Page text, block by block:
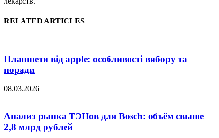
RELATED ARTICLES
Планшети від apple: особливості вибору та
поради
08.03.2026
Анализ рынка ТЭНов для Bosch: объём свыше
2,8 млрд рублей